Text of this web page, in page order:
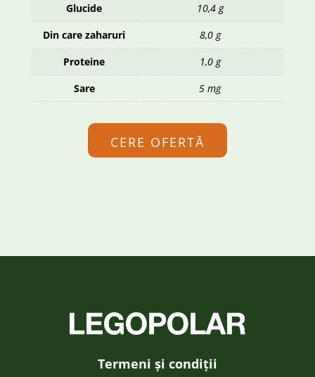
Glucide
10,4 g
Din care zaharuri
8,0 g
Proteine
1,0 g
Sare
5 mg
CERE OFERTĂ
Termeni și condiții